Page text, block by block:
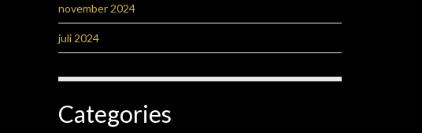
november 2024
juli 2024
Categories